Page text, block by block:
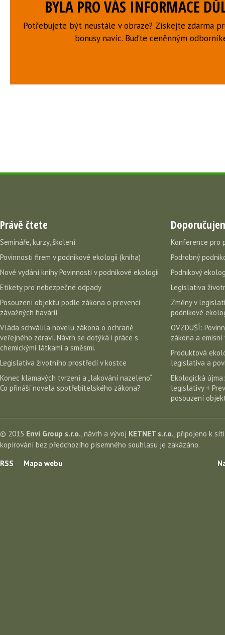
BYLA PRO VÁS INFORMACE
Potřebujete být neustále v obraze? Získejte zdarma
bonusy navíc. Buďte ceněnným
Právě čtete
Semináře, kurzy, školení
Povinnosti firem v podnikové ekologii (kniha)
Nové vydání knihy Povinnosti v podnikové ekologii
Etikety pro nebezpečné odpady
Posouzení objektu podle zákona o prevenci
závažných havárií
Vláda schválila novelu zákona o ochraně
veřejného zdraví. Návrh se dotýká i práce s
chemickými látkami a směsmi.
Legislativa životního prostředí v kostce
Konec klamavých tvrzení a „lakování nazeleno“.
Co přináší novela spotřebitelského zákona?
Konference pro
Podrobný
Podnikový
Legislativa
Změny v
podnikové
OVZDUŠÍ:
zákona a emisní
Produktová
legislativa a
Ekologická
legislativy +
posouzení
© 2015 Envi Group s.r.o., návrh a vývoj KETNET s.r.o., připojeno k
kopírování bez předchozího písemného souhlasu je zakázáno.
RSS
Mapa webu